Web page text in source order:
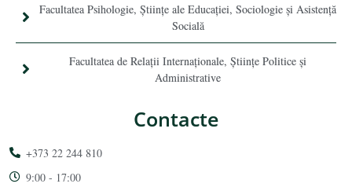
Facultatea Psihologie, Ştiinţe ale Educaţiei, Sociologie și Asistență
Socială
Facultatea de Relaţii Internaţionale, Ştiinţe Politice şi
Administrative
Contacte
+373 22 244 810
9:00 - 17:00